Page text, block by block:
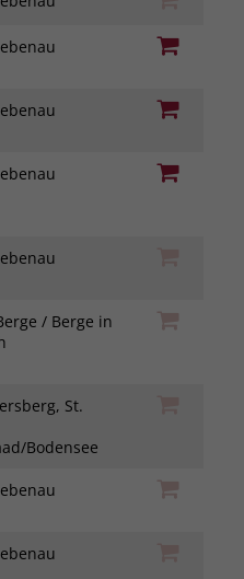
/ Berge in
St.
Bodensee